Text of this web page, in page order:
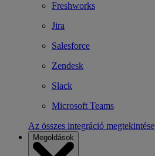
Freshworks
Jira
Salesforce
Zendesk
Slack
Microsoft Teams
Az összes integráció megtekintése
Megoldások